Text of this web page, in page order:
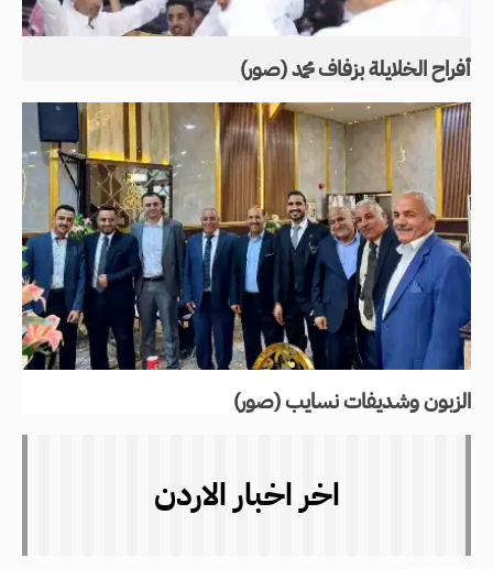
أفراح الخلايلة بزفاف محمد (صور)
الزبون وشديفات نسايب (صور)
اخر اخبار الاردن